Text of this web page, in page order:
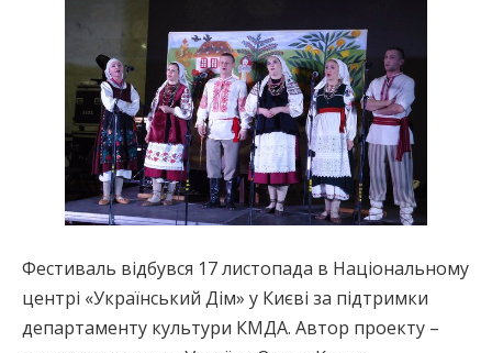
Фестиваль відбувся 17 листопада в Національному
центрі «Український Дім» у Києві за підтримки
департаменту культури КМДА. Автор проекту –